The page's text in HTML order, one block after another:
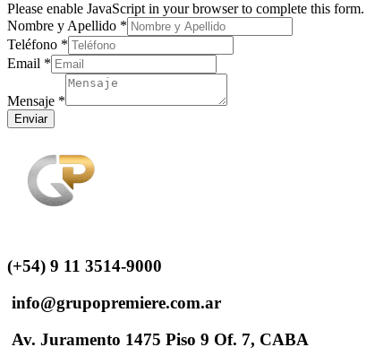
Please enable JavaScript in your browser to complete this form.
Nombre y Apellido *
Teléfono *
Email *
Teléfono
Email
Mensaje *
Enviar
(+54) 9 11 3514-9000
info@grupopremiere.com.ar
Av. Juramento 1475 Piso 9 Of. 7, CABA